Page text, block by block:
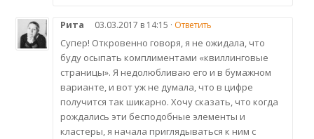
Рита 03.03.2017 в 14:15 · Ответить
Супер! Откровенно говоря, я не ожидала, что
буду осыпать комплиментами «квиллинговые
страницы». Я недолюбливаю его и в бумажном
варианте, и вот уж не думала, что в цифре
получится так шикарно. Хочу сказать, что когда
рождались эти бесподобные элементы и
кластеры, я начала приглядываться к ним с